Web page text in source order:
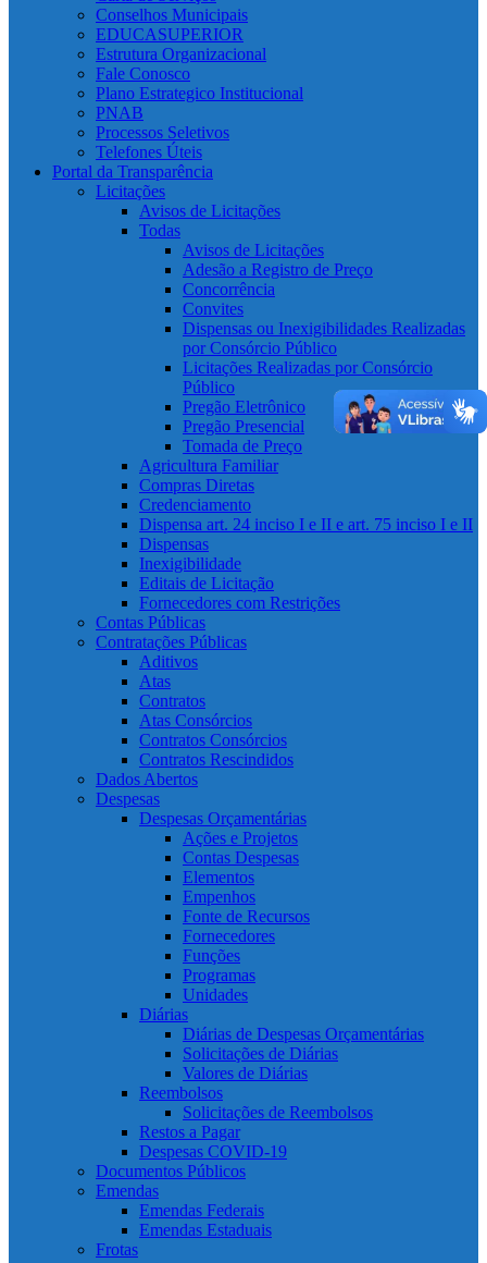
Conselhos Municipais
EDUCASUPERIOR
Estrutura Organizacional
Fale Conosco
Plano Estrategico Institucional
PNAB
Processos Seletivos
Telefones Úteis
Portal da Transparência
Licitações
Avisos de Licitações
Todas
Avisos de Licitações
Adesão a Registro de Preço
Concorrência
Convites
Dispensas ou Inexigibilidades Realizadas
por Consórcio Público
Licitações Realizadas por Consórcio
Público
Pregão Eletrônico
Pregão Presencial
Tomada de Preço
Agricultura Familiar
Compras Diretas
Credenciamento
Dispensa art. 24 inciso I e II e art. 75 inciso I e II
Dispensas
Inexigibilidade
Editais de Licitação
Fornecedores com Restrições
Contas Públicas
Contratações Públicas
Aditivos
Atas
Contratos
Atas Consórcios
Contratos Consórcios
Contratos Rescindidos
Dados Abertos
Despesas
Despesas Orçamentárias
Ações e Projetos
Contas Despesas
Elementos
Empenhos
Fonte de Recursos
Fornecedores
Funções
Programas
Unidades
Diárias
Diárias de Despesas Orçamentárias
Solicitações de Diárias
Valores de Diárias
Reembolsos
Solicitações de Reembolsos
Restos a Pagar
Despesas COVID-19
Documentos Públicos
Emendas
Emendas Federais
Emendas Estaduais
Frotas